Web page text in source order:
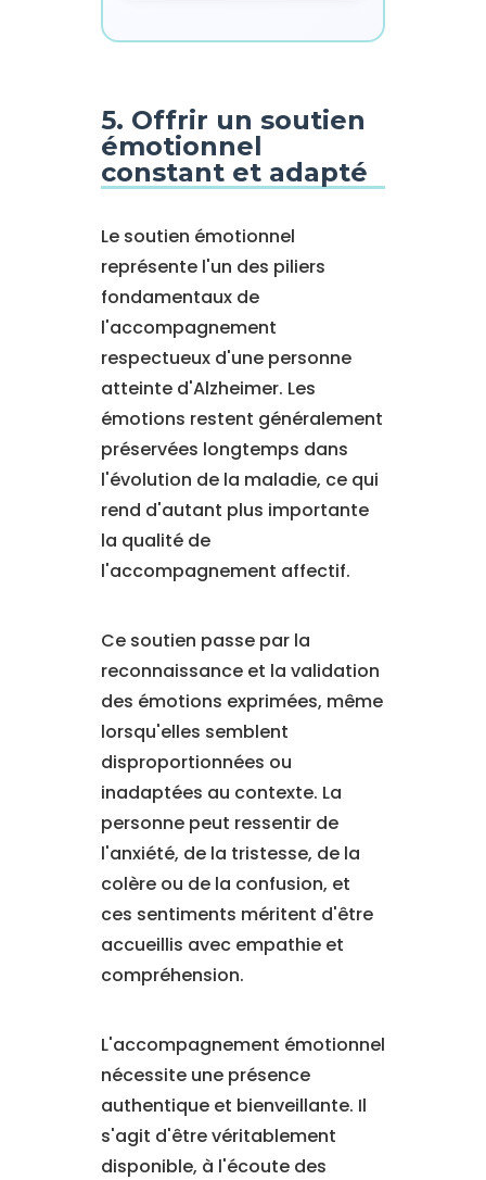
5. Offrir un soutien
émotionnel
constant et adapté
Le soutien émotionnel
représente l'un des piliers
fondamentaux de
l'accompagnement
respectueux d'une personne
atteinte d'Alzheimer. Les
émotions restent généralement
préservées longtemps dans
l'évolution de la maladie, ce qui
rend d'autant plus importante
la qualité de
l'accompagnement affectif.
Ce soutien passe par la
reconnaissance et la validation
des émotions exprimées, même
lorsqu'elles semblent
disproportionnées ou
inadaptées au contexte. La
personne peut ressentir de
l'anxiété, de la tristesse, de la
colère ou de la confusion, et
ces sentiments méritent d'être
accueillis avec empathie et
compréhension.
L'accompagnement émotionnel
nécessite une présence
authentique et bienveillante. Il
s'agit d'être véritablement
disponible, à l'écoute des